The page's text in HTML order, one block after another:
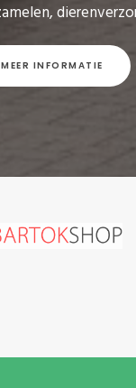
MEER INFORMATIE